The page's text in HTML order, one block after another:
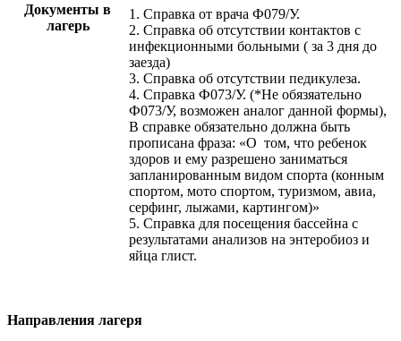
Документы в
лагерь
1. Справка от врача Ф079/У.
2. Справка об отсутствии контактов с
инфекционными больными ( за 3 дня до
заезда)
3. Справка об отсутствии педикулеза.
4. Справка Ф073/У. (*Не обязяательно
Ф073/У, возможен аналог данной формы),
В справке обязательно должна быть
прописана фраза: «О том, что ребенок
здоров и ему разрешено заниматься
запланированным видом спорта (конным
спортом, мото спортом, туризмом, авиа,
серфинг, лыжами, картингом)»
5. Справка для посещения бассейна с
результатами анализов на энтеробиоз и
яйца глист.
Направления лагеря